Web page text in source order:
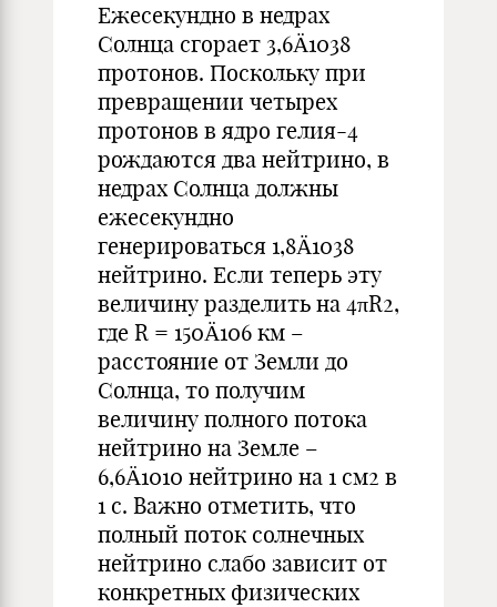
Ежесекундно в недрах
Солнца сгорает 3,6Ä1038
протонов. Поскольку при
превращении четырех
протонов в ядро гелия-4
рождаются два нейтрино, в
недрах Солнца должны
ежесекундно
генерироваться 1,8Ä1038
нейтрино. Если теперь эту
величину разделить на 4πR­­2,
где R = 150Ä106 км –
расстояние от Земли до
Солнца, то получим
величину полного потока
нейтрино на Земле –
6,6Ä1010 нейтрино на 1 см2 в
1 с. Важно отметить, что
полный поток солнечных
нейтрино слабо зависит от
конкретных физических